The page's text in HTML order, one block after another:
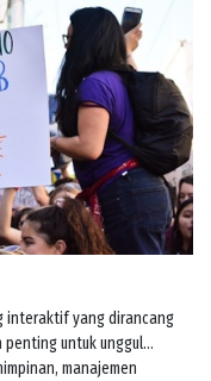
interaktif yang dirancang
penting untuk unggul
manajemen